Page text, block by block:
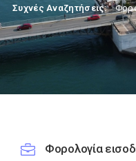
Συχνές Αναζητήσεις:
Φορολογία